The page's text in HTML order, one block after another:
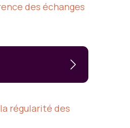
des échanges
régularité des